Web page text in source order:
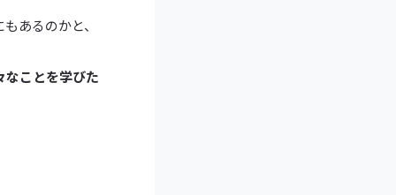
あるのかと、
なことを学びた